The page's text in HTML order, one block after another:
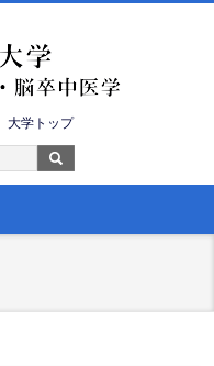
大学トップ